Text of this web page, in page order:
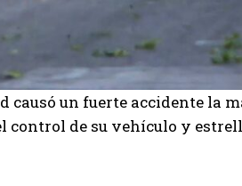
causó un fuerte accidente la
control de su vehículo y